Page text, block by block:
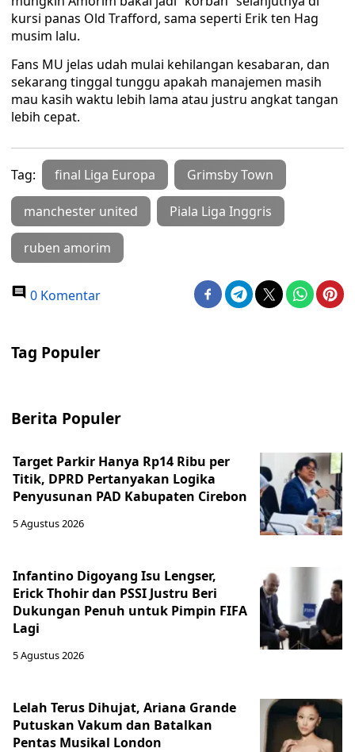
kursi panas Old Trafford, sama seperti Erik ten Hag
musim lalu.
Fans MU jelas udah mulai kehilangan kesabaran, dan
sekarang tinggal tunggu apakah manajemen masih
mau kasih waktu lebih lama atau justru angkat tangan
lebih cepat.
Tag: final Liga Europa Grimsby Town
manchester united Piala Liga Inggris
ruben amorim
0 Komentar
Tag Populer
Berita Populer
Target Parkir Hanya Rp14 Ribu per
Titik, DPRD Pertanyakan Logika
Penyusunan PAD Kabupaten Cirebon
5 Agustus 2026
Infantino Digoyang Isu Lengser,
Erick Thohir dan PSSI Justru Beri
Dukungan Penuh untuk Pimpin FIFA
Lagi
5 Agustus 2026
Lelah Terus Dihujat, Ariana Grande
Putuskan Vakum dan Batalkan
Pentas Musikal London